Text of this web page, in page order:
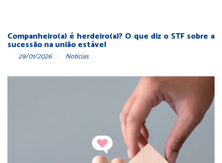
Companheiro(a) é herdeiro(a)? O que diz o STF sobre a
sucessão na união estável
29/01/2026 Notícias